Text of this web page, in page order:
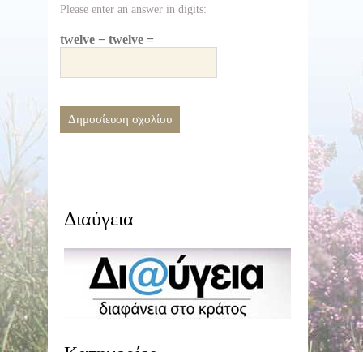
Please enter an answer in digits:
twelve − twelve =
Διαύγεια